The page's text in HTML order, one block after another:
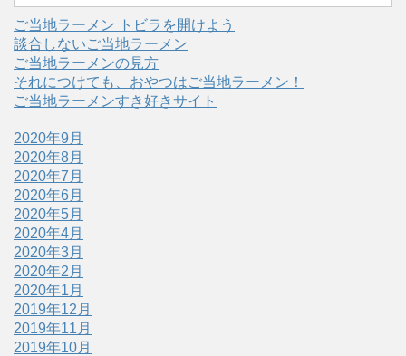
ご当地ラーメン トビラを開けよう
談合しないご当地ラーメン
ご当地ラーメンの見方
それにつけても、おやつはご当地ラーメン！
ご当地ラーメンすき好きサイト
2020年9月
2020年8月
2020年7月
2020年6月
2020年5月
2020年4月
2020年3月
2020年2月
2020年1月
2019年12月
2019年11月
2019年10月